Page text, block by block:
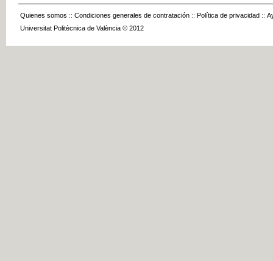
Quienes somos :: Condiciones generales de contratación :: Política de privacidad ::
Universitat Politècnica de València © 2012